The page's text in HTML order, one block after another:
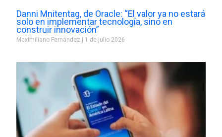
Danni Mnitentag, de Oracle: “El valor ya no estará
solo en implementar tecnología, sino en
construir innovación”
Maximiliano Fernández 1 de julio 2026